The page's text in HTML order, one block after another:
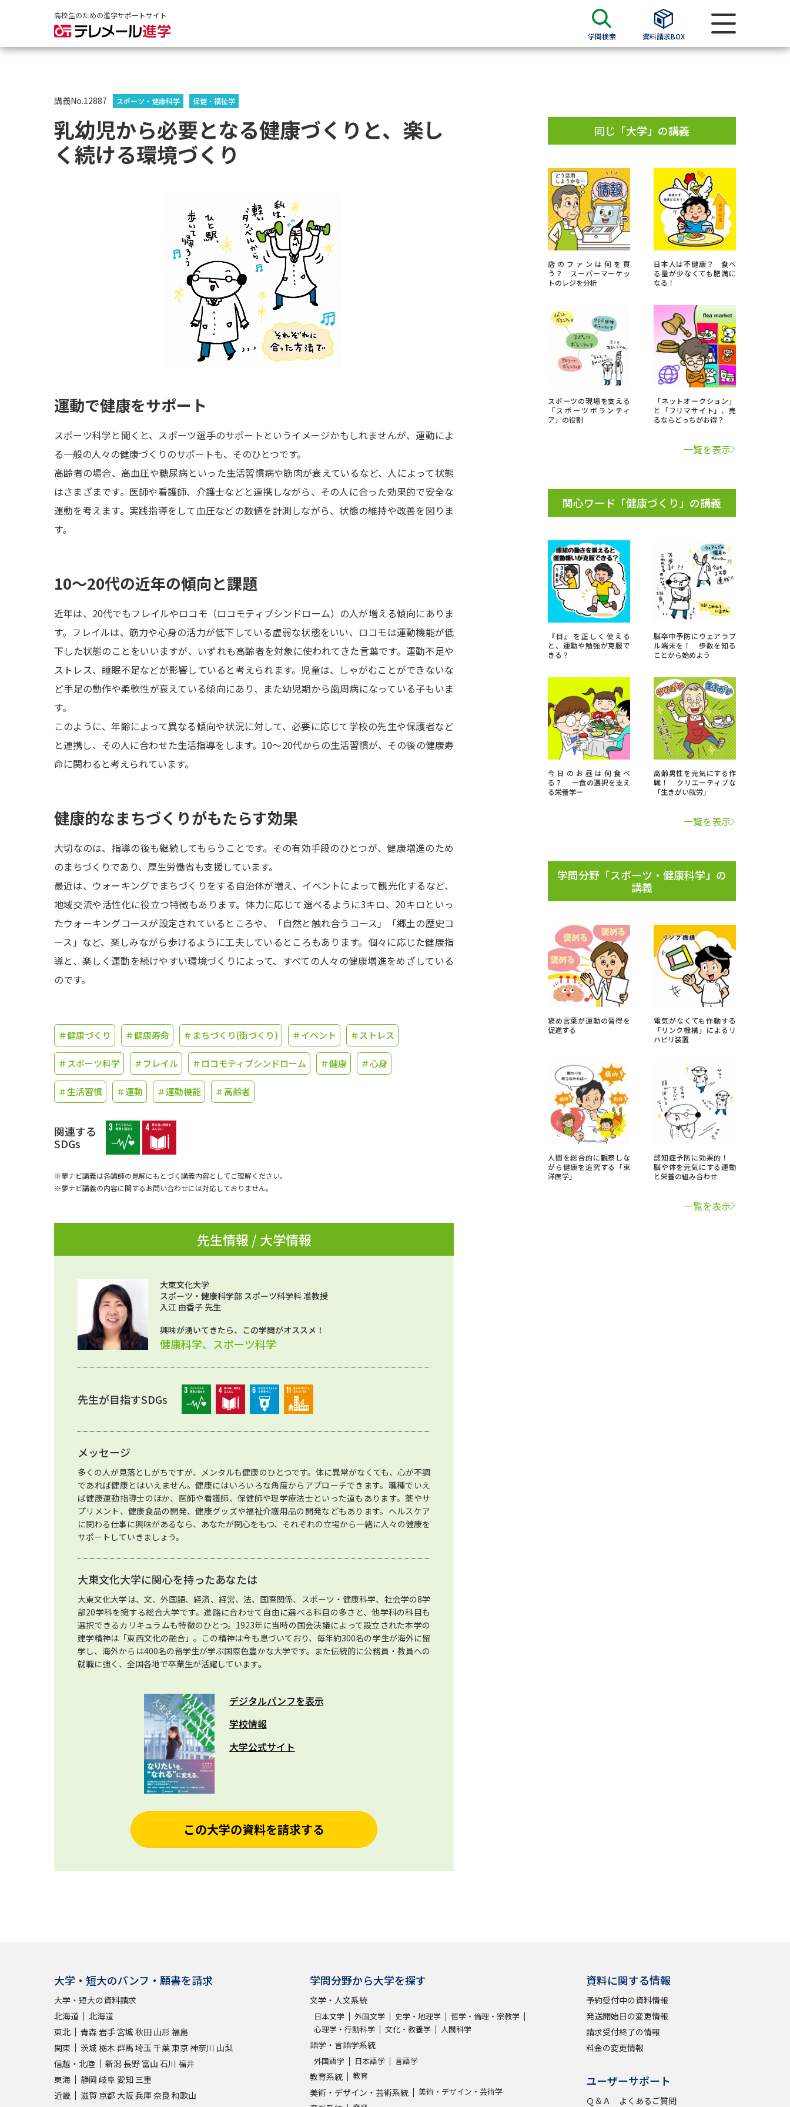
高校生のための進学サポートサイト
学問検索 資料請求BOX
大学・短大の資料種類から請求
大学パンフ
学部・学科パンフ
過去問題集
留学・進学関連、塾・予備校
大学入学共通テスト「受験上の配慮案内」の請求
高等学校卒業程度認定試験
小学校教員資格認定試験
大学検索
大学で学べる内容や特徴を調べる
データサイエンス特集
進路の３択
新学年スタート号特集ページ（高3生用）
新学年スタート号特集ページ（高2生用）
実施プログラムから探す
来場型・Web型イベント特集
受験準備 資料検索
志望校・出願校を調べる
併願校選び 受験スケジュールを立てよう
先輩が入学を決めた理由
新生活お役立ちガイド
学問のミニ講義「夢ナビ講義」 夢ナビライブ
ユーザーサポート
このサイトについて
受付内容・発送状況の確認 テレメール
個人情報取扱規定
お問合せ先 テレメール進学カタログ訂正のご案内
受験情報リンク
講義No.12887 スポーツ・健康科学 保健・福祉学
乳幼児から必要となる健康づくりと、楽し
く続ける環境づくり
運動で健康をサポート
スポーツ科学と聞くと、スポーツ選手のサポートというイメージかもしれませんが、運動によ
る一般の人々の健康づくりのサポートも、そのひとつです。
高齢者の場合、高血圧や糖尿病といった生活習慣病や筋肉が衰えているなど、人によって状態
はさまざまです。医師や看護師、介護士などと連携しながら、その人に合った効果的で安全な
運動を考えます。実践指導をして血圧などの数値を計測しながら、状態の維持や改善を図りま
す。
10～20代の近年の傾向と課題
近年は、20代でもフレイルやロコモ（ロコモティブシンドローム）の人が増える傾向にありま
す。フレイルは、筋力や心身の活力が低下している虚弱な状態をいい、ロコモは運動機能が低
下した状態のことをいいますが、いずれも高齢者を対象に使われてきた言葉です。運動不足や
ストレス、睡眠不足などが影響していると考えられます。児童は、しゃがむことができないな
ど手足の動作や柔軟性が衰えている傾向にあり、また幼児期から歯周病になっている子もいま
す。
このように、年齢によって異なる傾向や状況に対して、必要に応じて学校の先生や保護者など
と連携し、その人に合わせた生活指導をします。10～20代からの生活習慣が、その後の健康寿
命に関わると考えられています。
健康的なまちづくりがもたらす効果
大切なのは、指導の後も継続してもらうことです。その有効手段のひとつが、健康増進のため
のまちづくりであり、厚生労働省も支援しています。
最近は、ウォーキングでまちづくりをする自治体が増え、イベントによって観光化するなど、
地域交流や活性化に役立つ特徴もあります。体力に応じて選べるように3キロ、20キロといっ
たウォーキングコースが設定されているところや、「自然と触れ合うコース」「郷土の歴史コ
ース」など、楽しみながら歩けるように工夫しているところもあります。個々に応じた健康指
導と、楽しく運動を続けやすい環境づくりによって、すべての人々の健康増進をめざしている
のです。
＃健康づくり ＃健康寿命 ＃まちづくり(街づくり) ＃イベント ＃ストレス
＃スポーツ科学 ＃フレイル ＃ロコモティブシンドローム ＃健康 ＃心身
＃生活習慣 ＃運動 ＃運動機能 ＃高齢者
関連する
SDGs
※夢ナビ講義は各講師の見解にもとづく講義内容としてご理解ください。
※夢ナビ講義の内容に関するお問い合わせには対応しておりません。
先生情報 / 大学情報
大東文化大学
スポーツ・健康科学部 スポーツ科学科 准教授
入江 由香子 先生
興味が湧いてきたら、この学問がオススメ！
健康科学、スポーツ科学
先生が目指すSDGs
メッセージ
多くの人が見落としがちですが、メンタルも健康のひとつです。体に異常がなくても、心が不調
であれば健康とはいえません。健康にはいろいろな角度からアプローチできます。職種でいえ
ば健康運動指導士のほか、医師や看護師、保健師や理学療法士といった道もあります。薬やサ
プリメント、健康食品の開発、健康グッズや福祉介護用品の開発などもあります。ヘルスケア
に関わる仕事に興味があるなら、あなたが関心をもつ、それぞれの立場から一緒に人々の健康を
サポートしていきましょう。
大東文化大学に関心を持ったあなたは
大東文化大学は、文、外国語、経済、経営、法、国際関係、スポーツ・健康科学、社会学の8学
部20学科を擁する総合大学です。進路に合わせて自由に選べる科目の多さと、他学科の科目も
選択できるカリキュラムも特徴のひとつ。1923年に当時の国会決議によって設立された本学の
建学精神は「東西文化の融合」。この精神は今も息づいており、毎年約300名の学生が海外に留
学し、海外からは400名の留学生が学ぶ国際色豊かな大学です。また伝統的に公務員・教員への
就職に強く、全国各地で卒業生が活躍しています。
デジタルパンフを表示
学校情報
大学公式サイト
この大学の資料を請求する
同じ「大学」の講義
店のファンは何を買
う？ スーパーマーケッ
トのレジを分析
日本人は不健康？ 食べ
る量が少なくても肥満に
なる！
スポーツの現場を支える
「スポーツボランティ
ア」の役割
「ネットオークション」
と「フリマサイト」、売
るならどっちがお得？
一覧を表示
関心ワード「健康づくり」の講義
『目』を正しく使える
と、運動や勉強が克服で
きる？
脳卒中予防にウェアラブ
ル端末を！ 歩数を知る
ことから始めよう
今日のお昼は何食べ
る？ ー食の選択を支え
る栄養学ー
高齢男性を元気にする作
戦！ クリエーティブな
「生きがい就労」
一覧を表示
学問分野「スポーツ・健康科学」の
講義
褒め言葉が運動の習得を
促進する
電気がなくても作動する
「リンク機構」によるリ
ハビリ装置
人間を総合的に観察しな
がら健康を追究する「東
洋医学」
認知症予防に効果的！
脳や体を元気にする運動
と栄養の組み合わせ
一覧を表示
大学・短大のパンフ・願書を請求
大学・短大の資料請求
北海道
北海道
東北
青森 岩手 宮城 秋田 山形 福島
関東
茨城 栃木 群馬埼玉 千葉東京神奈川 山梨
信越・北陸
新潟長野 富山 石川 福井
東海
静岡 岐阜 愛知 三重
近畿
滋賀 京都 大阪兵庫奈良 和歌山
学問分野から大学を探す
文学・人文系統
日本文学 外国文学 史学・地理学
哲学・倫理・宗教学
心理学・行動科学
文化・教養学 人間科学
語学・言語学系統
外国語学 日本語学 言語学
教育系統 教育
美術・デザイン・芸術系統 美術・デザイン・芸術学
資料に関する情報
予約受付中の資料情報
発送開始日の変更情報
請求受付終了の情報
料金の変更情報
ユーザーサポート
Ｑ＆Ａ よくあるご質問